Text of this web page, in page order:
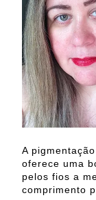
A
oferece uma
pelos fios a
comprimento